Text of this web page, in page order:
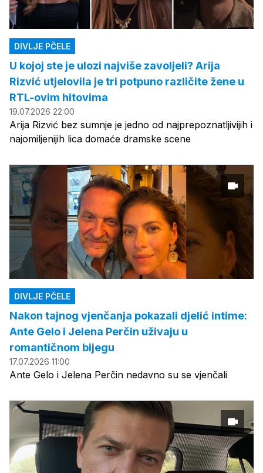
DIVLJE PČELE
U kojoj ste je ulozi najviše zavoljeli? Arija
Rizvić utjelovila je tri potpuno različite žene u
RTL-ovim hitovima
19.07.2026 22:00
Arija Rizvić bez sumnje je jedno od najprepoznatljivijih i
najomiljenijih lica domaće dramske scene
DIVLJE PČELE
Nakon tajnog vjenčanja pokazali djelić intime:
Ante Gelo i Jelena Perčin uživaju u
romantičnom bijegu
17.07.2026 11:00
Ante Gelo i Jelena Perčin nedavno su se vjenčali